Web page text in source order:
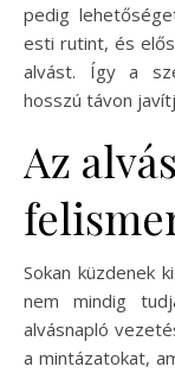
pedig
esti rutint, és
alvást. Így a
hosszú távon
Az
Sokan küzdenek
nem mindig
alvásnapló
a mintázatokat,